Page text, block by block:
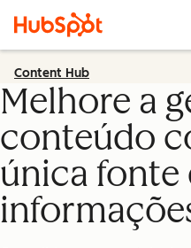
Content Hub
Melhore a
conteúdo
única fonte